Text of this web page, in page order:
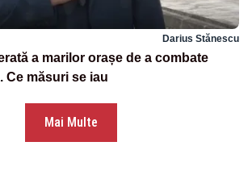
Darius Stănescu
a marilor orașe de a combate
Ce măsuri se iau
Mai Multe